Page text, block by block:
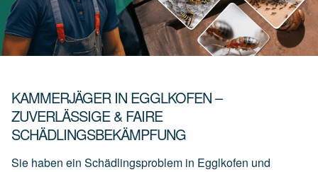
KAMMERJÄGER IN EGGLKOFEN –
ZUVERLÄSSIGE & FAIRE
SCHÄDLINGSBEKÄMPFUNG
Sie haben ein Schädlingsproblem in Egglkofen und